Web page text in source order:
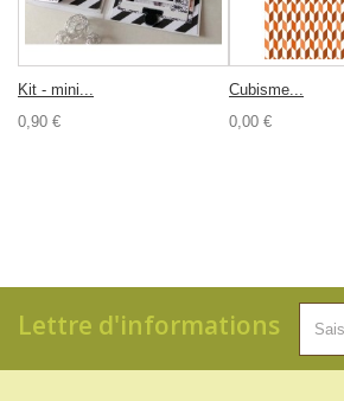
Kit - mini...
0,90 €
Cubisme...
0,00 €
Lettre d'informations